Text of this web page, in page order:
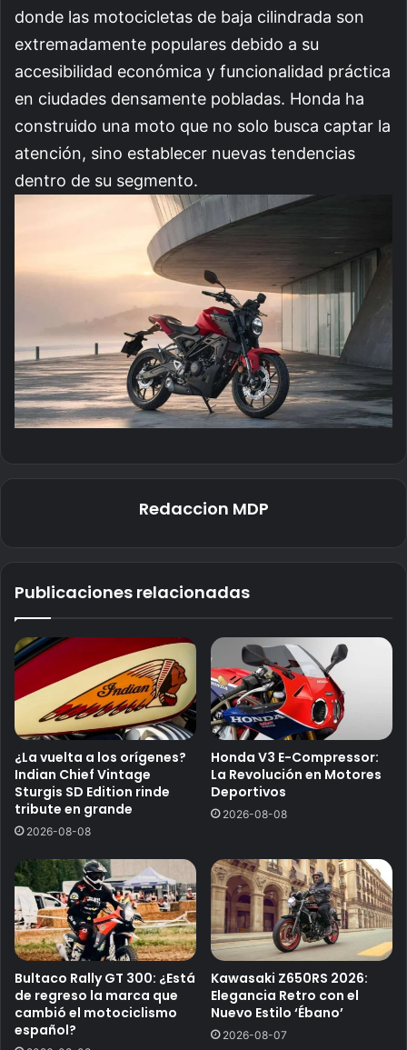
donde las motocicletas de baja cilindrada son
extremadamente populares debido a su
accesibilidad económica y funcionalidad práctica
en ciudades densamente pobladas. Honda ha
construido una moto que no solo busca captar la
atención, sino establecer nuevas tendencias
dentro de su segmento.
Redaccion MDP
Publicaciones relacionadas
¿La vuelta a los orígenes?
Indian Chief Vintage
Sturgis SD Edition rinde
tribute en grande
2026-08-08
Honda V3 E-Compressor:
La Revolución en Motores
Deportivos
2026-08-08
Bultaco Rally GT 300: ¿Está
de regreso la marca que
cambió el motociclismo
español?
Kawasaki Z650RS 2026:
Elegancia Retro con el
Nuevo Estilo ‘Ébano’
2026-08-07